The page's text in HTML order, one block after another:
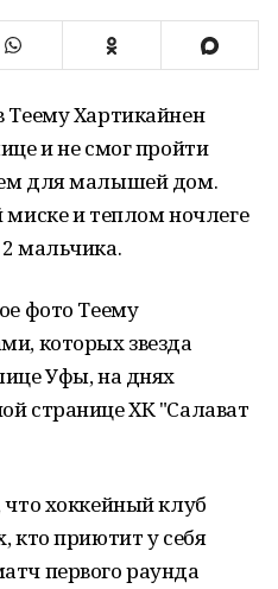
Теему Хартикайнен
и не смог пройти
для малышей дом.
и теплом ночлеге
мальчика.
фото Теему
которых звезда
Уфы, на днях
странице ХК "Салават
хоккейный клуб
кто приютит у себя
первого раунда